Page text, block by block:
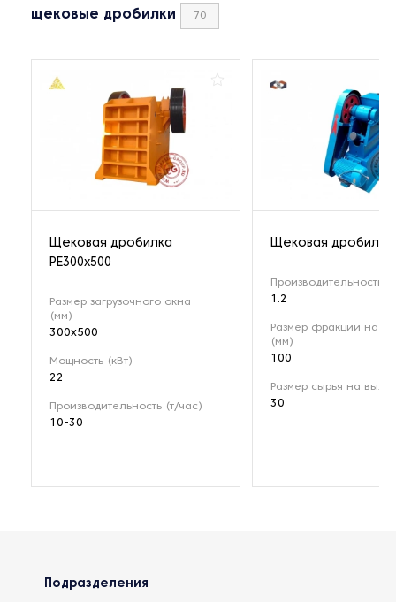
щековые дробилки 70
Щековая дробилка
РЕ300x500
Размер загрузочного окна
(мм)
300x500
Мощность (кВт)
22
Производительность (т/час)
10-30
Щековая дробилка
Производительность
1.2
Размер фракции на
(мм)
100
Размер сырья на
30
Подразделения